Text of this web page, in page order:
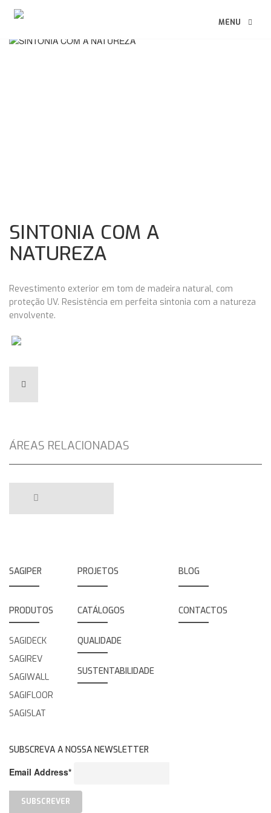
MENU
SINTONIA COM A
NATUREZA
Revestimento exterior em tom de madeira natural, com
proteção UV. Resistência em perfeita sintonia com a natureza
envolvente.
ÁREAS RELACIONADAS
SAGIPER
PRODUTOS
SAGIDECK
SAGIREV
SAGIWALL
SAGIFLOOR
SAGISLAT
PROJETOS
CATÁLOGOS
QUALIDADE
SUSTENTABILIDADE
BLOG
CONTACTOS
SUBSCREVA A NOSSA NEWSLETTER
Email Address*